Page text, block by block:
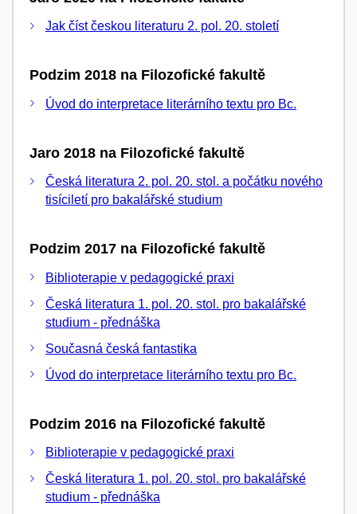
Jak číst českou literaturu 2. pol. 20. století
Podzim 2018 na Filozofické fakultě
Úvod do interpretace literárního textu pro Bc.
Jaro 2018 na Filozofické fakultě
Česká literatura 2. pol. 20. stol. a počátku nového
tisíciletí pro bakalářské studium
Podzim 2017 na Filozofické fakultě
Biblioterapie v pedagogické praxi
Česká literatura 1. pol. 20. stol. pro bakalářské
studium - přednáška
Současná česká fantastika
Úvod do interpretace literárního textu pro Bc.
Podzim 2016 na Filozofické fakultě
Biblioterapie v pedagogické praxi
Česká literatura 1. pol. 20. stol. pro bakalářské
studium - přednáška